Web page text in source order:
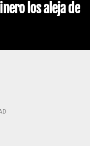
los aleja de